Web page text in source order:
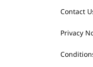
Contact
Privacy